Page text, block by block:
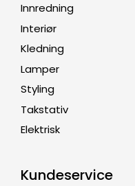
Innredning
Interiør
Kledning
Lamper
Styling
Takstativ
Elektrisk
Kundeservice